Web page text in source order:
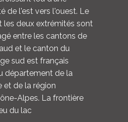
de l'est vers l'ouest. Le
les deux extrémités sont
entre les cantons de
et le canton du
sud est français
département de la
et de la région
Alpes. La frontière
du lac